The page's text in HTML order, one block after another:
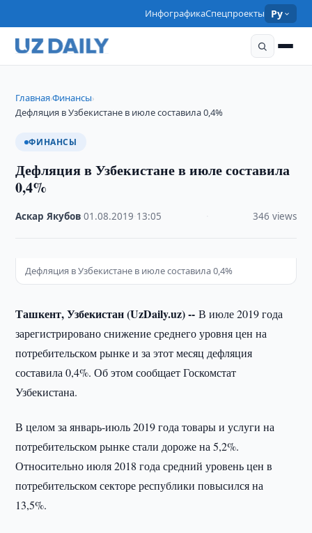
ИнфографикаСпецпроекты Ру
Главная›Финансы›
Дефляция в Узбекистане в июле составила 0,4%
ФИНАНСЫ
Дефляция в Узбекистане в июле составила
0,4%
Аскар Якубов ·01.08.2019 13:05 346 views
Дефляция в Узбекистане в июле составила 0,4%
Ташкент, Узбекистан (UzDaily.uz) --В июле 2019 года
зарегистрировано снижение среднего уровня цен на
потребительском рынке и за этот месяц дефляция
составила 0,4%. Об этом сообщает Госкомстат
Узбекистана.
В целом за январь-июль 2019 года товары и услуги на
потребительском рынке стали дороже на 5,2%.
Относительно июля 2018 года средний уровень цен в
потребительском секторе республики повысился на
13,5%.